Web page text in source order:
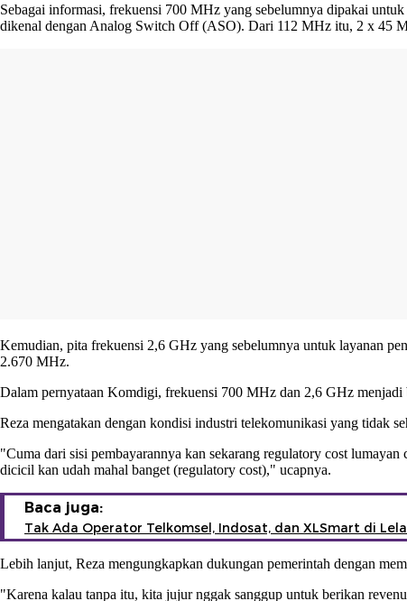
Sebagai informasi, frekuensi 700 MHz yang sebelumnya dipakai
dikenal dengan Analog Switch Off (ASO). Dari 112 MHz itu, 2 x 45
Kemudian, pita frekuensi 2,6 GHz yang sebelumnya untuk layanan
2.670 MHz.
Dalam pernyataan Komdigi, frekuensi 700 MHz dan 2,6 GHz
Reza mengatakan dengan kondisi industri telekomunikasi yang tidak
"Cuma dari sisi pembayarannya kan sekarang regulatory cost
dicicil kan udah mahal banget (regulatory cost)," ucapnya.
Baca juga:
Tak Ada Operator Telkomsel, Indosat, dan XLSmart di
Lebih lanjut, Reza mengungkapkan dukungan pemerintah dengan
"Karena kalau tanpa itu, kita jujur nggak sanggup untuk berikan